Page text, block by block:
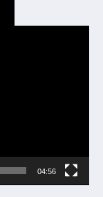
04:56